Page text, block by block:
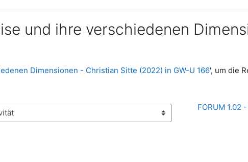
und ihre verschiedenen
Dimensionen - Christian Sitte (2022) in GW-U 166', um die
FORUM 1.02